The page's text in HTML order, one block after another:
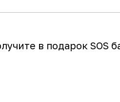
в подарок SOS